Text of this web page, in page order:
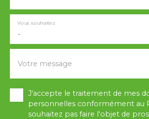
-
Vous souhaitez
Votre message
J'accepte le traitement de mes
personnelles conformément au
souhaitez pas faire l'objet de